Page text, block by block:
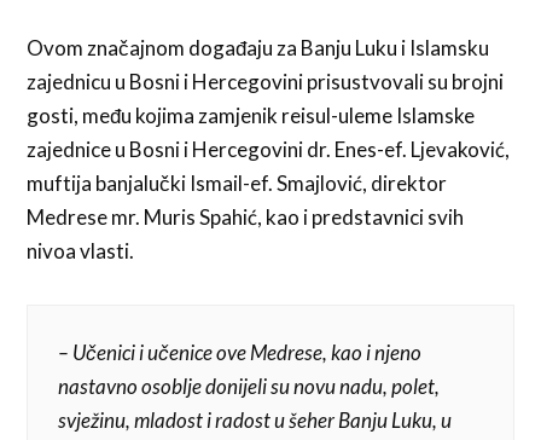
Ovom značajnom događaju za Banju Luku i Islamsku
zajednicu u Bosni i Hercegovini prisustvovali su brojni
gosti, među kojima zamjenik reisul-uleme Islamske
zajednice u Bosni i Hercegovini dr. Enes-ef. Ljevaković,
muftija banjalučki Ismail-ef. Smajlović, direktor
Medrese mr. Muris Spahić, kao i predstavnici svih
nivoa vlasti.
– Učenici i učenice ove Medrese, kao i njeno
nastavno osoblje donijeli su novu nadu, polet,
svježinu, mladost i radost u šeher Banju Luku, u